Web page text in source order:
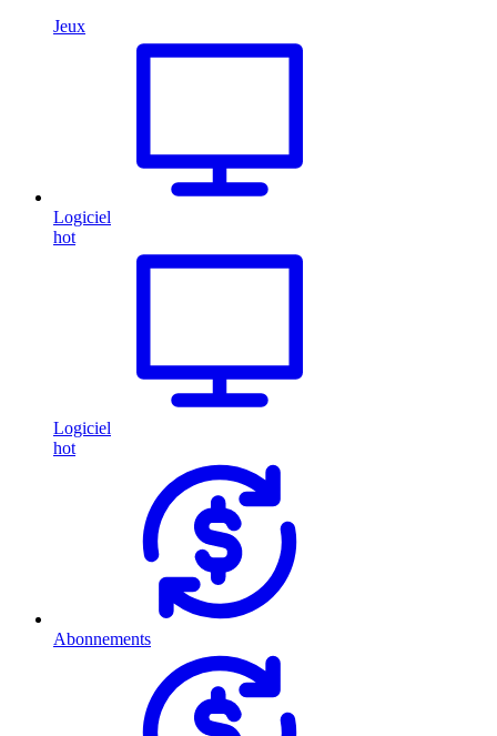
Jeux
Logiciel
hot
Logiciel
hot
Abonnements